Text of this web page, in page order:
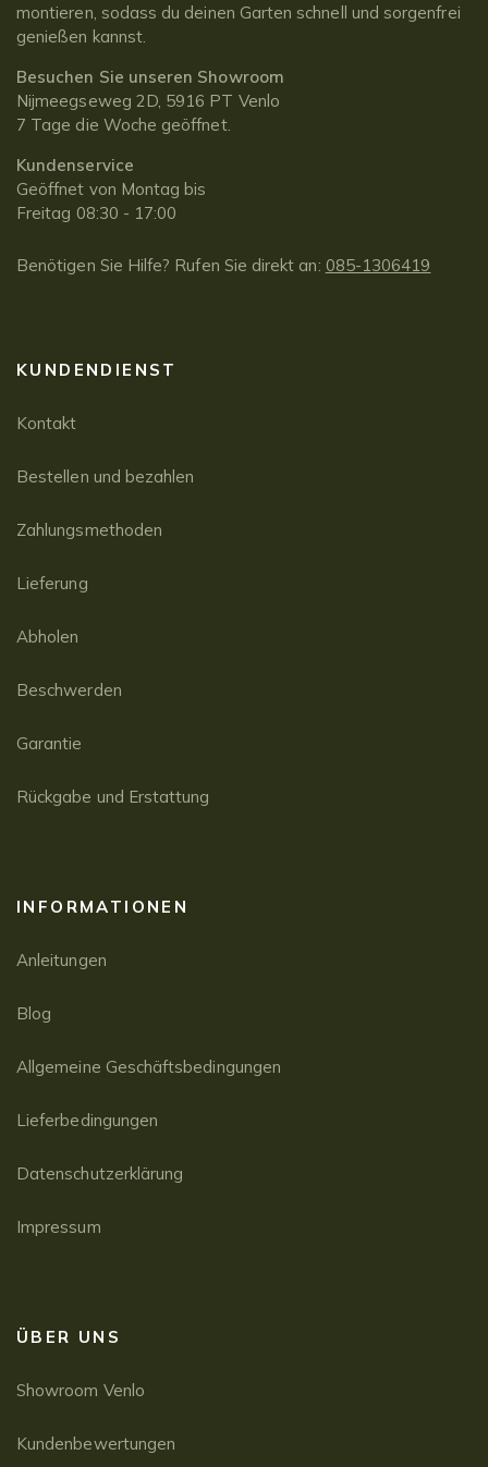
montieren, sodass du deinen Garten schnell und sorgenfrei
genießen kannst.
Besuchen Sie unseren Showroom
Nijmeegseweg 2D, 5916 PT Venlo
7 Tage die Woche geöffnet.
Kundenservice
Geöffnet von Montag bis
Freitag 08:30 - 17:00
Benötigen Sie Hilfe? Rufen Sie direkt an: 085-1306419
KUNDENDIENST
Kontakt
Bestellen und bezahlen
Zahlungsmethoden
Lieferung
Abholen
Beschwerden
Garantie
Rückgabe und Erstattung
INFORMATIONEN
Anleitungen
Blog
Allgemeine Geschäftsbedingungen
Lieferbedingungen
Datenschutzerklärung
Impressum
ÜBER UNS
Showroom Venlo
Kundenbewertungen